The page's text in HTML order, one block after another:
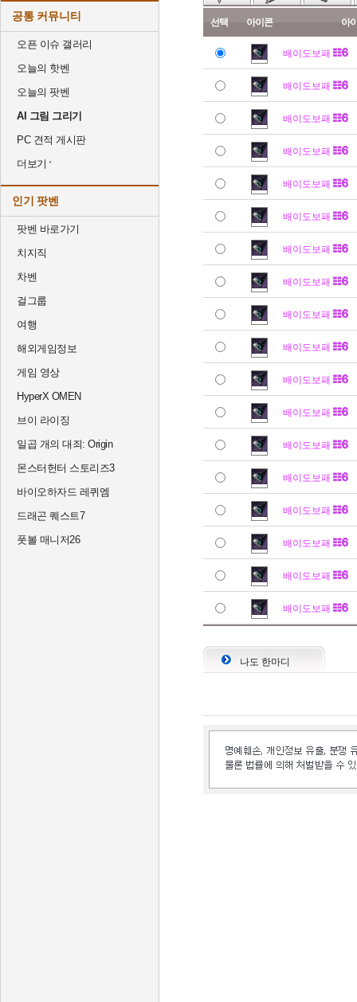
공통 커뮤니티
오픈 이슈 갤러리
오늘의 핫벤
오늘의 팟벤
AI 그림 그리기
PC 견적 게시판
더보기
인기 팟벤
팟벤 바로가기
치지직
차벤
걸그룹
여행
해외게임정보
게임 영상
HyperX OMEN
브이 라이징
일곱 개의 대죄: Origin
몬스터헌터 스토리즈3
바이오하자드 레퀴엠
드래곤 퀘스트7
풋볼 매니저26
선택 아이콘 아
배이도보패
배이도보패
배이도보패
배이도보패
배이도보패
배이도보패
배이도보패
배이도보패
배이도보패
배이도보패
배이도보패
배이도보패
배이도보패
배이도보패
배이도보패
배이도보패
배이도보패
배이도보패
나도 한마디